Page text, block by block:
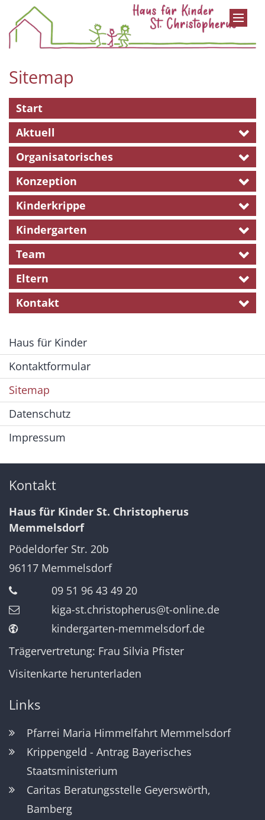
Zum Inhalt springen
Sitemap
Start
Aktuell
Organisatorisches
Konzeption
Kinderkrippe
Kindergarten
Team
Eltern
Kontakt
Haus für Kinder
Kontaktformular
Sitemap
Datenschutz
Impressum
Kontakt
Haus für Kinder St. Christopherus
Memmelsdorf
Pödeldorfer Str. 20b
96117 Memmelsdorf
09 51 96 43 49 20
kiga-st.christopherus@t-online.de
kindergarten-memmelsdorf.de
Trägervertretung: Frau Silvia Pfister
Visitenkarte herunterladen
Links
Pfarrei Maria Himmelfahrt Memmelsdorf
Krippengeld - Antrag Bayerisches
Staatsministerium
Caritas Beratungsstelle Geyerswörth,
Bamberg